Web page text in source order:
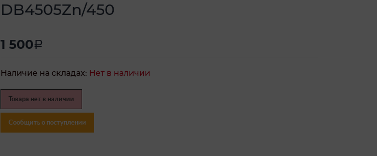
DB4505Zn/450
1 500a
Наличие на складах: Нет в наличии
Товара нет в наличии
Сообщить о поступлении